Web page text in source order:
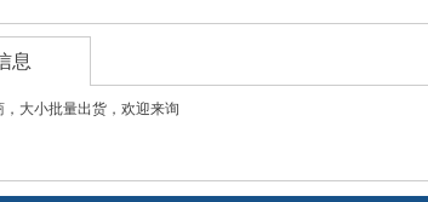
息
，大小批量出货，欢迎来询